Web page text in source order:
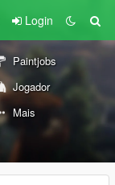
Login
Paintjobs
Jogador
Mais